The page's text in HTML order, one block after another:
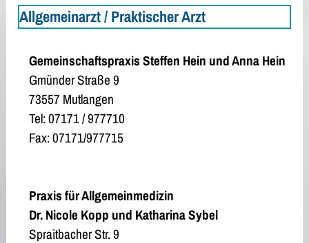
Allgemeinarzt / Praktischer Arzt
Gemeinschaftspraxis Steffen Hein und Anna Hein
Gmünder Straße 9
73557 Mutlangen
Tel: 07171 / 977710
Fax: 07171/977715
Praxis für Allgemeinmedizin
Dr. Nicole Kopp und Katharina Sybel
Spraitbacher Str. 9